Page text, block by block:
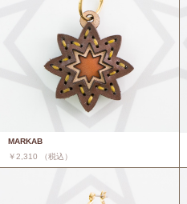
MARKAB
￥2,310 （税込）